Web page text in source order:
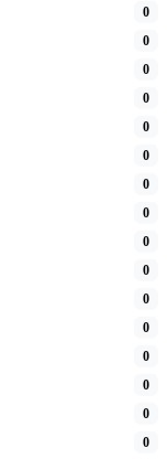
0
0
0
0
0
0
0
0
0
0
0
0
0
0
0
0